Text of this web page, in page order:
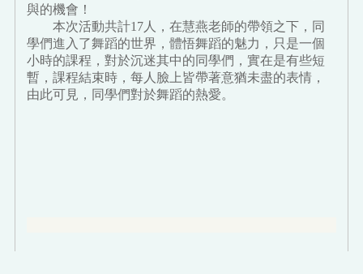
與的機會！
本次活動共計17人，在慧燕老師的帶領之下，同
學們進入了舞蹈的世界，體悟舞蹈的魅力，只是一個
小時的課程，對於沉迷其中的同學們，實在是有些短
暫，課程結束時，每人臉上皆帶著意猶未盡的表情，
由此可見，同學們對於舞蹈的熱愛。